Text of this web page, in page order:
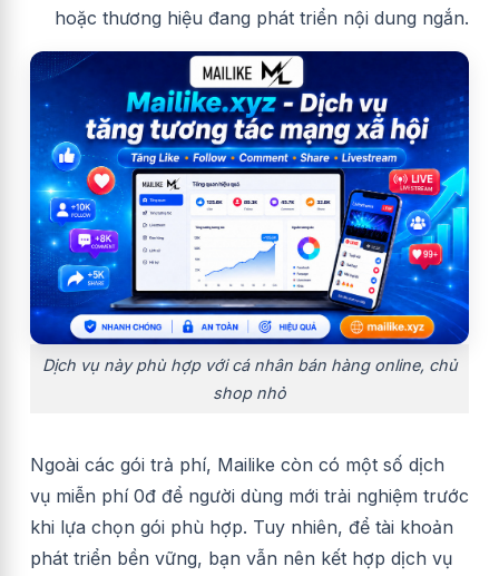
hoặc thương hiệu đang phát triển nội dung ngắn.
Dịch vụ này phù hợp với cá nhân bán hàng online, chủ
shop nhỏ
Ngoài các gói trả phí, Mailike còn có một số dịch
vụ miễn phí 0đ để người dùng mới trải nghiệm trước
khi lựa chọn gói phù hợp. Tuy nhiên, để tài khoản
phát triển bền vững, bạn vẫn nên kết hợp dịch vụ